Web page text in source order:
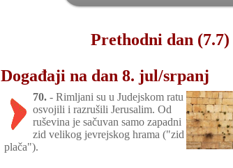
Prethodni dan (7.7)
Događaji na dan 8. jul/srpanj
70. - Rimljani su u Judejskom ratu
osvojili i razrušili Jerusalim. Od
ruševina je sačuvan samo zapadni
zid velikog jevrejskog hrama ("zid
plača").